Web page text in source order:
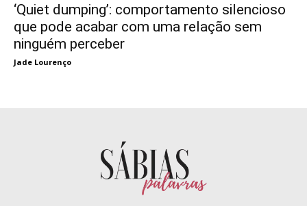
‘Quiet dumping’: comportamento silencioso
que pode acabar com uma relação sem
ninguém perceber
Jade Lourenço